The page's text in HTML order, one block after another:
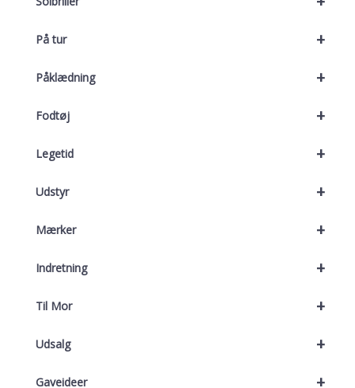
+
På tur
+
Påklædning
+
Fodtøj
+
Legetid
+
Udstyr
+
Mærker
+
Indretning
+
Til Mor
+
Udsalg
+
Gaveideer